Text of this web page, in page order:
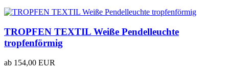
TROPFEN TEXTIL Weiße Pendelleuchte
tropfenförmig
ab 154,00 EUR